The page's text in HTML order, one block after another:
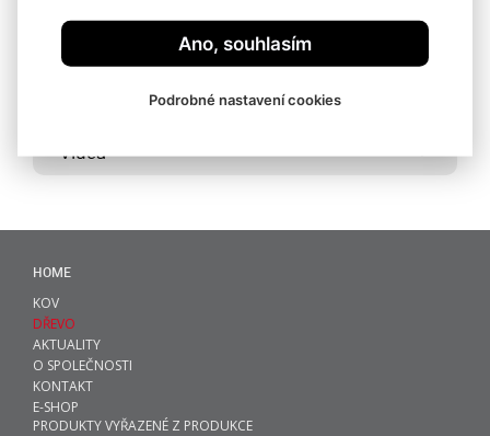
Technická specifikace
Příslušenství
Videa
HOME
KOV
DŘEVO
AKTUALITY
O SPOLEČNOSTI
KONTAKT
E-SHOP
PRODUKTY VYŘAZENÉ Z PRODUKCE
Ano, souhlasím
Podrobné nastavení cookies